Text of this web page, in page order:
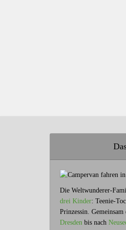
Die Weltwunderer-
drei Kinder: Teenie-
Prinzessin.
Dresden bis nach